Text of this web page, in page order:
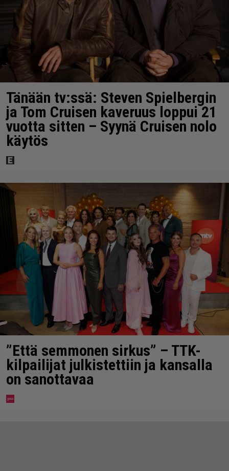
Tänään tv:ssä: Steven Spielbergin
ja Tom Cruisen kaveruus loppui 21
vuotta sitten – Syynä Cruisen nolo
käytös
”Että semmonen sirkus” – TTK-
kilpailijat julkistettiin ja kansalla
on sanottavaa